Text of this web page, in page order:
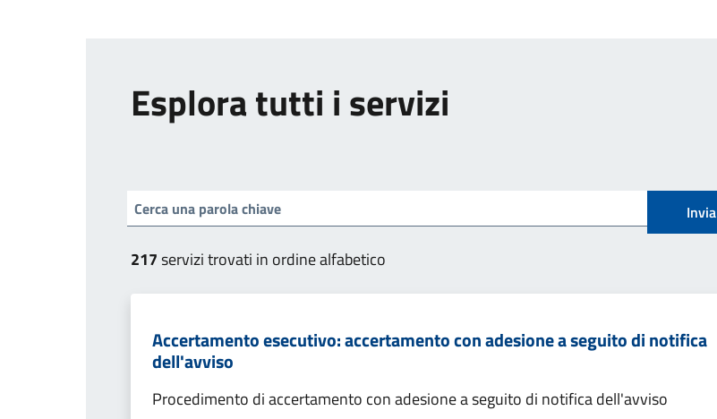
Esplora tutti i servizi
Invia
217servizi trovati in ordine alfabetico
Accertamento esecutivo: accertamento con adesione a seguito di notifica
dell'avviso
Procedimento di accertamento con adesione a seguito di notifica dell'avviso